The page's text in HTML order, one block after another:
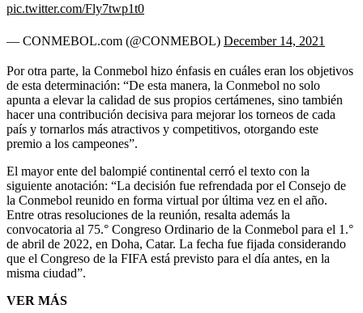
pic.twitter.com/Fly7twp1t0
— CONMEBOL.com (@CONMEBOL) December 14, 2021
Por otra parte, la Conmebol hizo énfasis en cuáles eran los objetivos
de esta determinación: “De esta manera, la Conmebol no solo
apunta a elevar la calidad de sus propios certámenes, sino también
hacer una contribución decisiva para mejorar los torneos de cada
país y tornarlos más atractivos y competitivos, otorgando este
premio a los campeones”.
El mayor ente del balompié continental cerró el texto con la
siguiente anotación: “La decisión fue refrendada por el Consejo de
la Conmebol reunido en forma virtual por última vez en el año.
Entre otras resoluciones de la reunión, resalta además la
convocatoria al 75.° Congreso Ordinario de la Conmebol para el 1.°
de abril de 2022, en Doha, Catar. La fecha fue fijada considerando
que el Congreso de la FIFA está previsto para el día antes, en la
misma ciudad”.
VER MÁS